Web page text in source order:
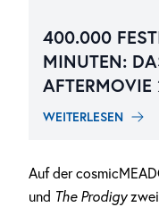
400.000
MINUTEN:
WEITERLESEN
Auf der
und The Prodigyzwei